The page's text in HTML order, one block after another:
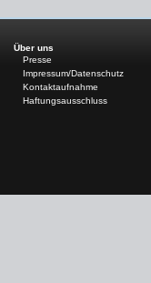
Über uns
Presse
Impressum/Datenschutz
Kontaktaufnahme
Haftungsausschluss